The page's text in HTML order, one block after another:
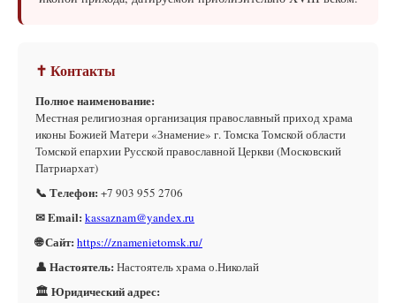
✝ Контакты
Полное наименование:
Местная религиозная организация православный приход храма
иконы Божией Матери «Знамение» г. Томска Томской области
Томской епархии Русской православной Церкви (Московский
Патриархат)
📞 Телефон: +7 903 955 2706
✉ Email: kassaznam@yandex.ru
🌐 Сайт: https://znamenietomsk.ru/
👤 Настоятель: Настоятель храма о.Николай
🏛 Юридический адрес: